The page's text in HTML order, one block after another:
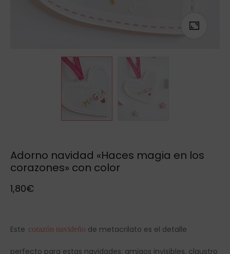
Adorno navidad «Haces magia en los
corazones» con color
1,80€
Este corazón navideño de metacrilato es el detalle
perfecto para estas navidades: amigos invisibles, claustro